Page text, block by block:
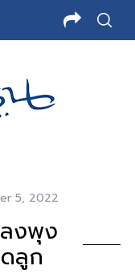
5, 2022
ลงพุง
ลูก